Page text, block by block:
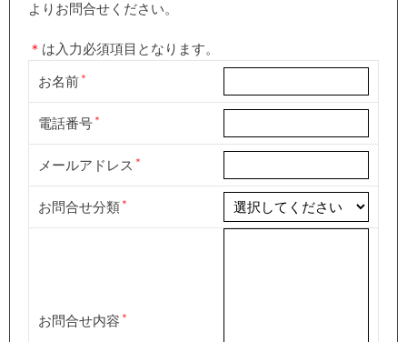
よりお問合せください。
＊ は入力必須項目となります。
お名前
電話番号
メールアドレス
お問合せ分類
お問合せ内容